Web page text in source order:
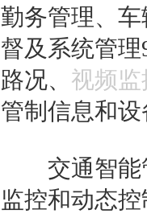
勤务管理、
督及系统管
路况、 视频监
管制信息和
交通智能管
监控和动态